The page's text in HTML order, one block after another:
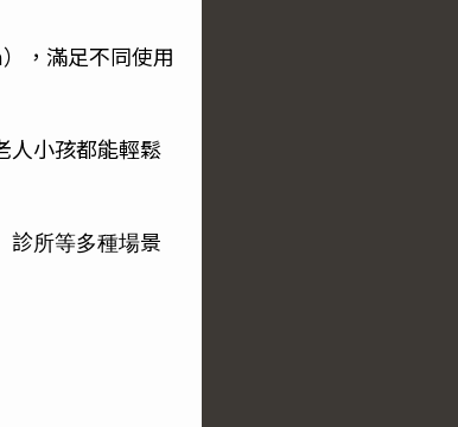
，滿足不同使用
人小孩都能輕鬆
診所等多種場景